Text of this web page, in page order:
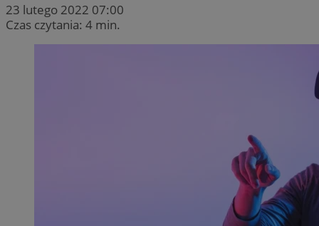
23 lutego 2022 07:00
Czas czytania: 4 min.